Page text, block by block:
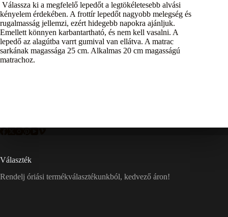
Válassza ki a megfelelő lepedőt a legtökéletesebb alvási
kényelem érdekében. A frottír lepedőt nagyobb melegség és
rugalmasság jellemzi, ezért hidegebb napokra ajánljuk.
Emellett könnyen karbantartható, és nem kell vasalni. A
lepedő az alagútba varrt gumival van ellátva. A matrac
sarkának magassága 25 cm. Alkalmas 20 cm magasságú
matrachoz.
Választék
Rendelj óriási termékválasztékunkból, kedvező áron!